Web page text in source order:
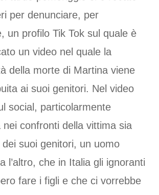
per denunciare, per
un profilo Tik Tok sul quale è
un video nel quale la
della morte di Martina viene
ai suoi genitori. Nel video
social, particolarmente
nei confronti della vittima sia
suoi genitori, un uomo
l’altro, che in Italia gli ignoranti
fare i figli e che ci vorrebbe